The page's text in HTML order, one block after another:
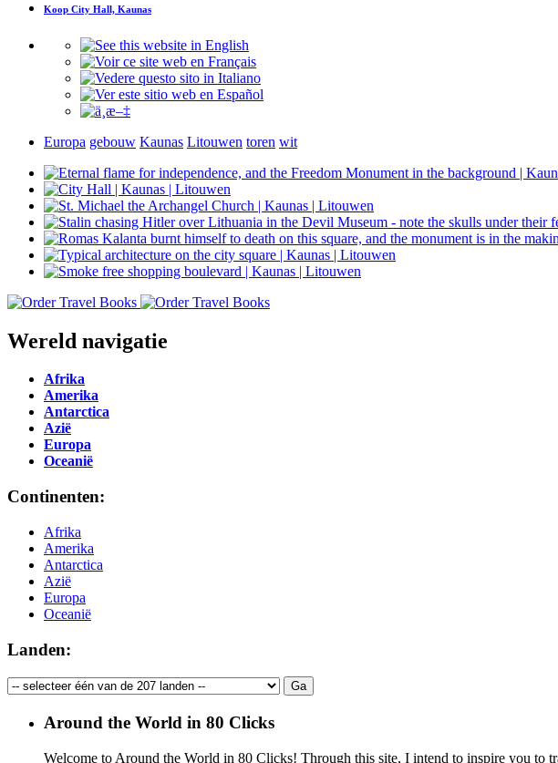
Koop City Hall, Kaunas
Europa gebouw Kaunas Litouwen toren wit
Wereld navigatie
Afrika
Amerika
Antarctica
Azië
Europa
Oceanië
Continenten:
Afrika
Amerika
Antarctica
Azië
Europa
Oceanië
Landen:
Around the World in 80 Clicks
Welcome to Around the World in 80 Clicks! Through this site, I intend to inspire you to